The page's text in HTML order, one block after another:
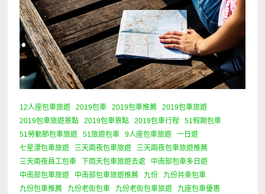
12人座包車旅遊 2019包車 2019包車推薦
2019包車旅遊
2019包車旅遊景點
2019包車景點 2019包車行程
51假期包車
51勞動節包車旅遊
51旅遊包車 9人座包車旅遊
一日遊
七星潭包車旅遊
三天兩夜包車旅遊
三天兩夜包車旅遊推薦
三天兩夜員工包車
下雨天包車旅遊去處
中南部包車多日遊
中南部包車旅遊
中南部包車旅遊推薦 九份
九份共乘包車
九份包車推薦
九份老街包車 九份老街包車旅遊
九座包車優惠